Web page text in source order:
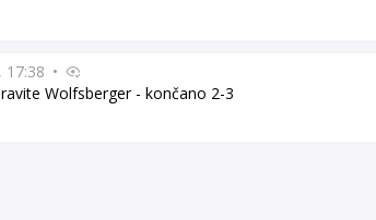
17:38 •
Wolfsberger - končano 2-3